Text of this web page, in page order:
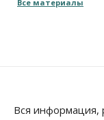
Сибири
Все материалы
Вся